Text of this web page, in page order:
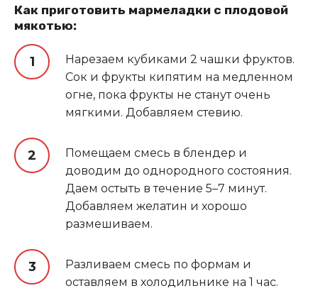
Как приготовить мармеладки с плодовой
мякотью:
Нарезаем кубиками 2 чашки фруктов.
Сок и фрукты кипятим на медленном
огне, пока фрукты не станут очень
мягкими. Добавляем стевию.
Помещаем смесь в блендер и
доводим до однородного состояния.
Даем остыть в течение 5–7 минут.
Добавляем желатин и хорошо
размешиваем.
Разливаем смесь по формам и
оставляем в холодильнике на 1 час.